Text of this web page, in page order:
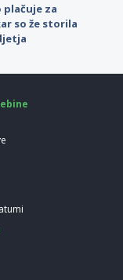
plačuje za
so že storila